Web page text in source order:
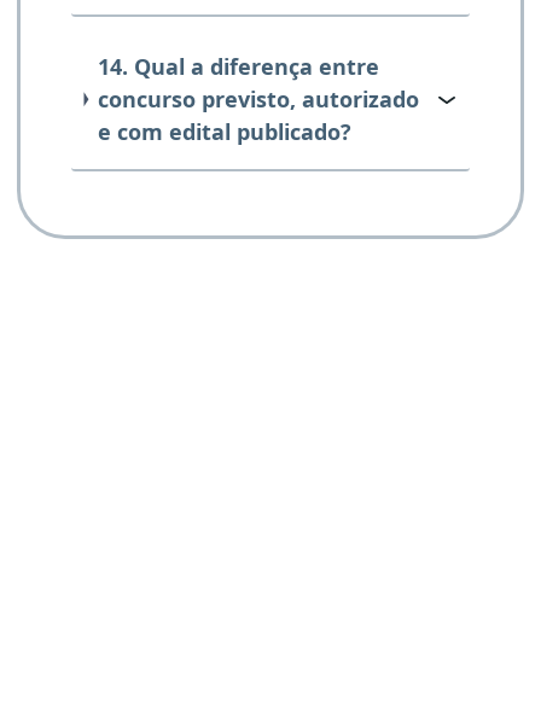
14. Qual a diferença entre
concurso previsto, autorizado
e com edital publicado?